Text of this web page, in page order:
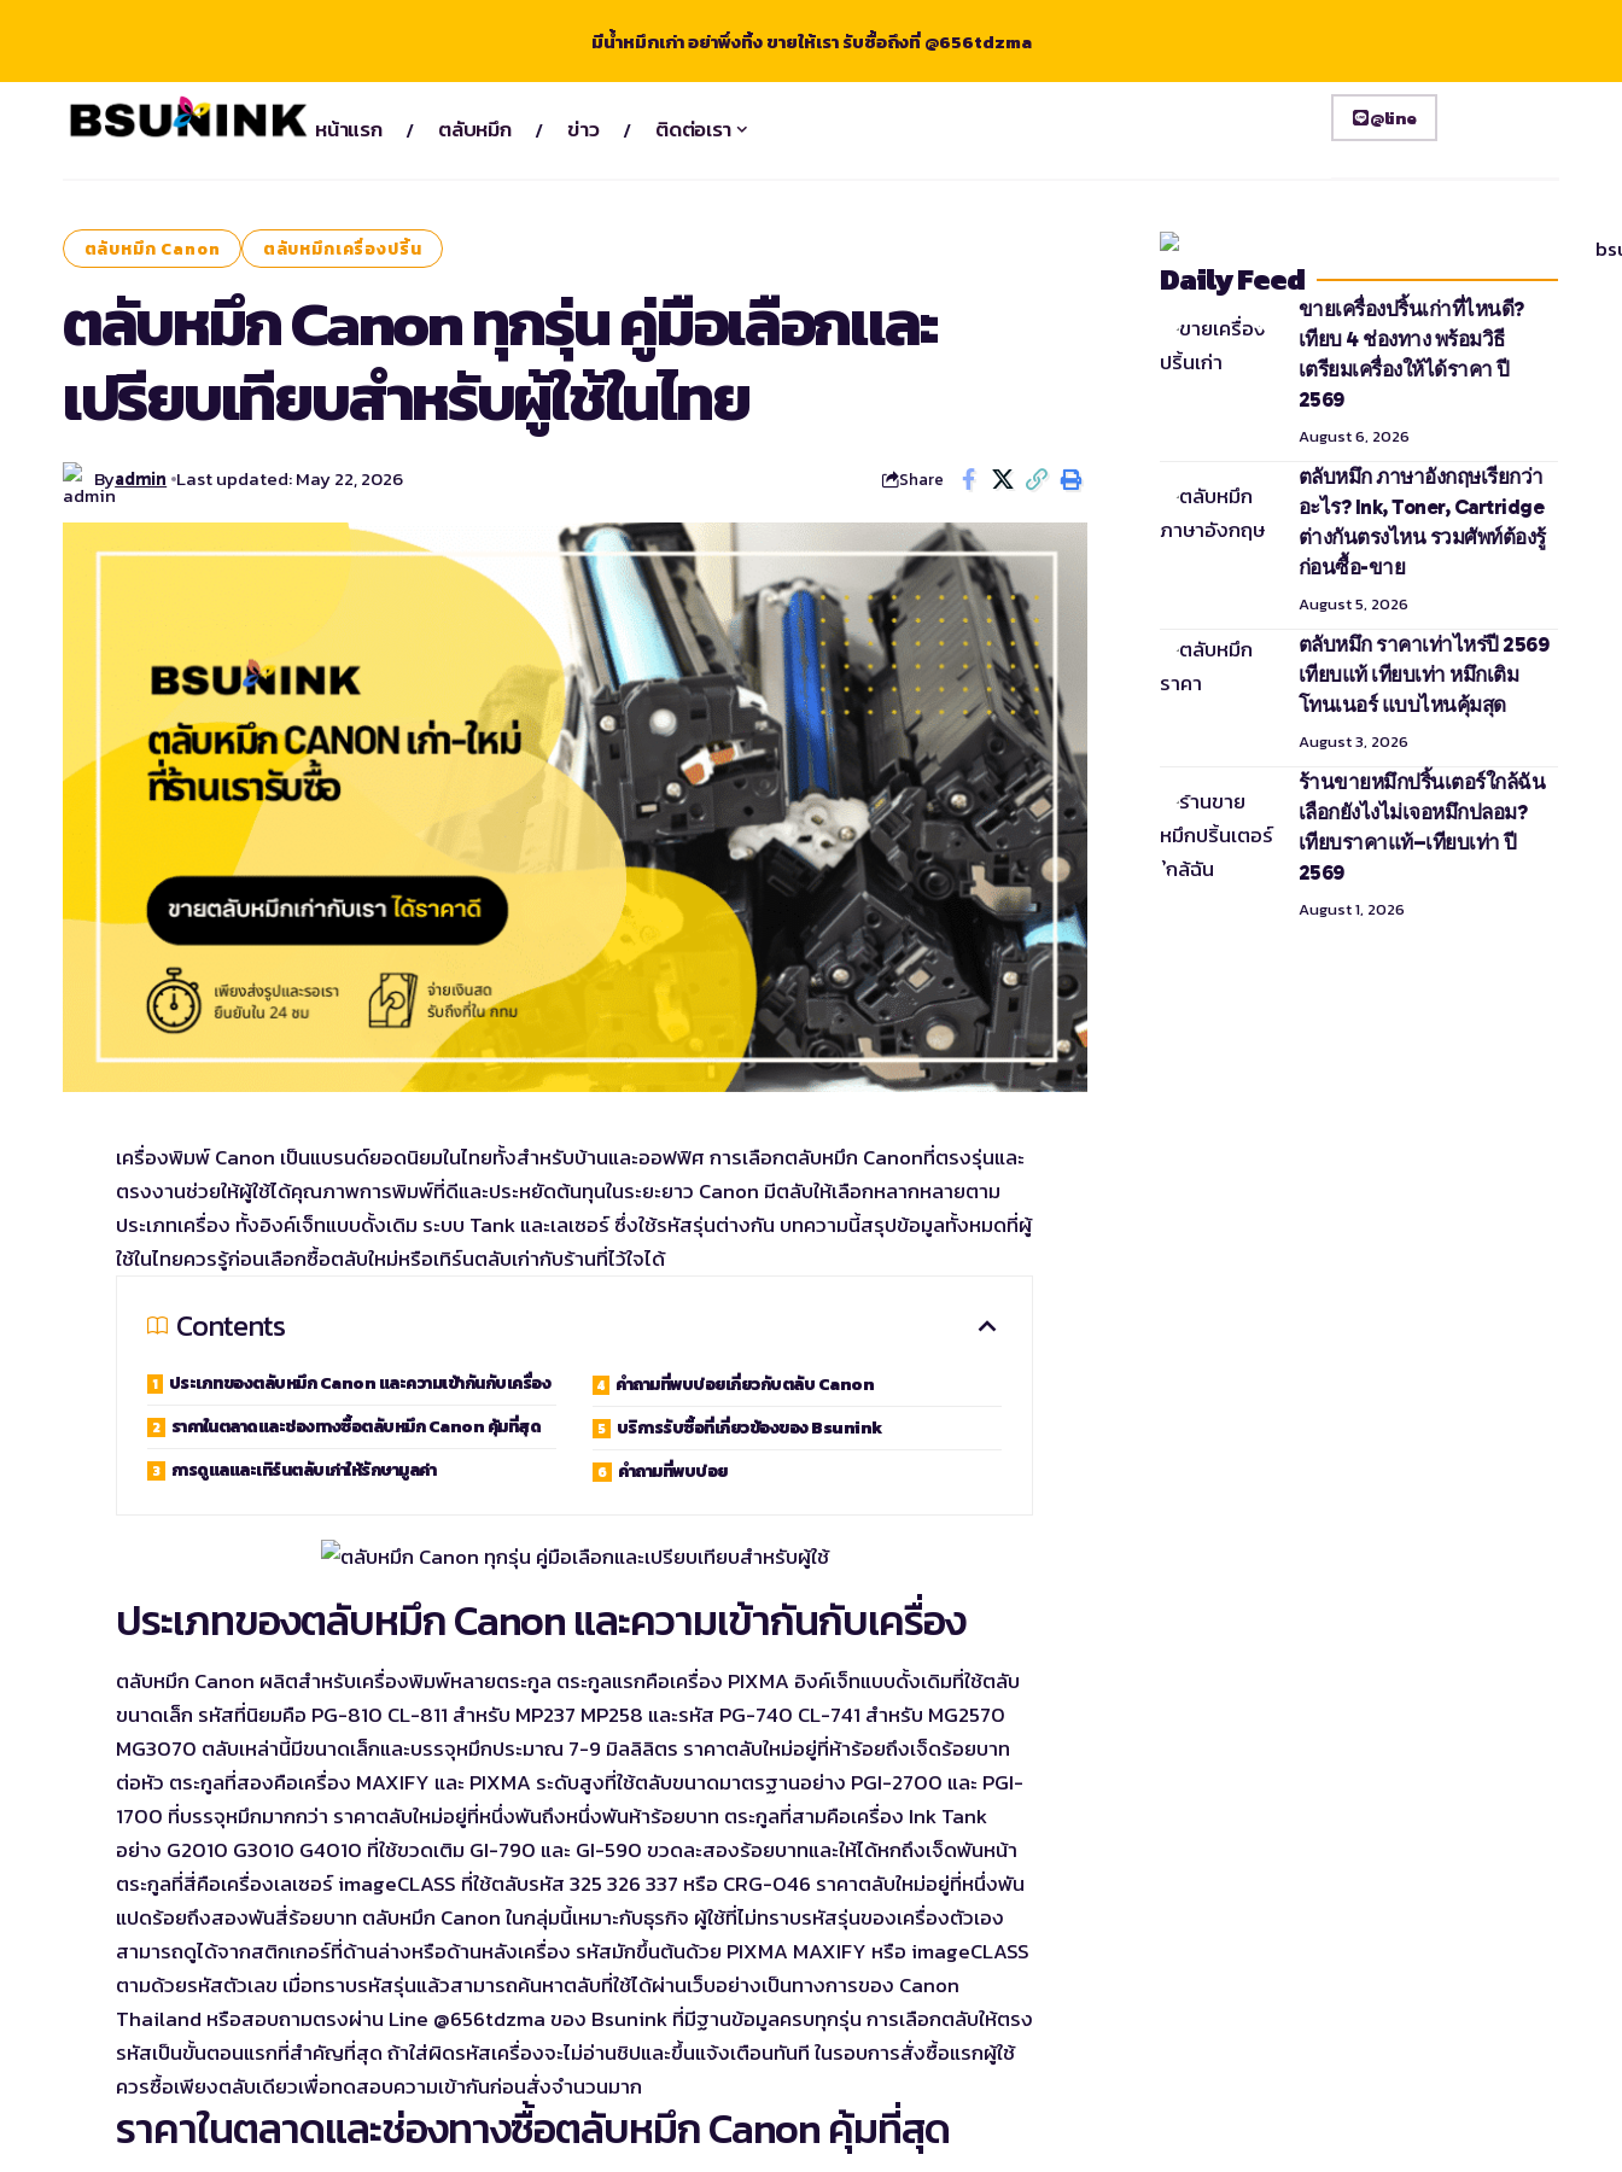
มีน้ำหมึกเก่า อย่าพึ่งทิ้ง ขายให้เรา รับซื้อถึงที่ @656tdzma
หน้าแรก ตลับหมึก ข่าว ติดต่อเรา @line
ตลับหมึก Canon ตลับหมึกเครื่องปริ้น
ตลับหมึก Canon ทุกรุ่น คู่มือเลือกและ
เปรียบเทียบสำหรับผู้ใช้ในไทย
Byadmin Last updated: May 22, 2026 Share
เครื่องพิมพ์ Canon เป็นแบรนด์ยอดนิยมในไทยทั้งสำหรับบ้านและออฟฟิศ การเลือกตลับหมึก Canonที่ตรงรุ่นและ
ตรงงานช่วยให้ผู้ใช้ได้คุณภาพการพิมพ์ที่ดีและประหยัดต้นทุนในระยะยาว Canon มีตลับให้เลือกหลากหลายตาม
ประเภทเครื่อง ทั้งอิงค์เจ็ทแบบดั้งเดิม ระบบ Tank และเลเซอร์ ซึ่งใช้รหัสรุ่นต่างกัน บทความนี้สรุปข้อมูลทั้งหมดที่ผู้
ใช้ในไทยควรรู้ก่อนเลือกซื้อตลับใหม่หรือเทิร์นตลับเก่ากับร้านที่ไว้ใจได้
Contents
ประเภทของตลับหมึก Canon และความเข้ากันกับเครื่อง
ราคาในตลาดและช่องทางซื้อตลับหมึก Canon คุ้มที่สุด
การดูแลและเทิร์นตลับเก่าให้รักษามูลค่า
คำถามที่พบบ่อยเกี่ยวกับตลับ Canon
บริการรับซื้อที่เกี่ยวข้องของ Bsunink
คำถามที่พบบ่อย
ประเภทของตลับหมึก Canon และความเข้ากันกับเครื่อง
ตลับหมึก Canon ผลิตสำหรับเครื่องพิมพ์หลายตระกูล ตระกูลแรกคือเครื่อง PIXMA อิงค์เจ็ทแบบดั้งเดิมที่ใช้ตลับ
ขนาดเล็ก รหัสที่นิยมคือ PG-810 CL-811 สำหรับ MP237 MP258 และรหัส PG-740 CL-741 สำหรับ MG2570
MG3070 ตลับเหล่านี้มีขนาดเล็กและบรรจุหมึกประมาณ 7-9 มิลลิลิตร ราคาตลับใหม่อยู่ที่ห้าร้อยถึงเจ็ดร้อยบาท
ต่อหัว ตระกูลที่สองคือเครื่อง MAXIFY และ PIXMA ระดับสูงที่ใช้ตลับขนาดมาตรฐานอย่าง PGI-2700 และ PGI-
1700 ที่บรรจุหมึกมากกว่า ราคาตลับใหม่อยู่ที่หนึ่งพันถึงหนึ่งพันห้าร้อยบาท ตระกูลที่สามคือเครื่อง Ink Tank
อย่าง G2010 G3010 G4010 ที่ใช้ขวดเติม GI-790 และ GI-590 ขวดละสองร้อยบาทและให้ได้หกถึงเจ็ดพันหน้า
ตระกูลที่สี่คือเครื่องเลเซอร์ imageCLASS ที่ใช้ตลับรหัส 325 326 337 หรือ CRG-046 ราคาตลับใหม่อยู่ที่หนึ่งพัน
แปดร้อยถึงสองพันสี่ร้อยบาท ตลับหมึก Canon ในกลุ่มนี้เหมาะกับธุรกิจ ผู้ใช้ที่ไม่ทราบรหัสรุ่นของเครื่องตัวเอง
สามารถดูได้จากสติกเกอร์ที่ด้านล่างหรือด้านหลังเครื่อง รหัสมักขึ้นต้นด้วย PIXMA MAXIFY หรือ imageCLASS
ตามด้วยรหัสตัวเลข เมื่อทราบรหัสรุ่นแล้วสามารถค้นหาตลับที่ใช้ได้ผ่านเว็บอย่างเป็นทางการของ Canon
Thailand หรือสอบถามตรงผ่าน Line @656tdzma ของ Bsunink ที่มีฐานข้อมูลครบทุกรุ่น การเลือกตลับให้ตรง
รหัสเป็นขั้นตอนแรกที่สำคัญที่สุด ถ้าใส่ผิดรหัสเครื่องจะไม่อ่านชิปและขึ้นแจ้งเตือนทันที ในรอบการสั่งซื้อแรกผู้ใช้
ควรซื้อเพียงตลับเดียวเพื่อทดสอบความเข้ากันก่อนสั่งจำนวนมาก
ราคาในตลาดและช่องทางซื้อตลับหมึก Canon คุ้มที่สุด
Daily Feed
ขายเครื่องปริ้นเก่าที่ไหนดี?
เทียบ 4 ช่องทาง พร้อมวิธี
เตรียมเครื่องให้ได้ราคา ปี
2569
August 6, 2026
ตลับหมึก ภาษาอังกฤษเรียกว่า
อะไร? Ink, Toner, Cartridge
ต่างกันตรงไหน รวมศัพท์ต้องรู้
ก่อนซื้อ-ขาย
August 5, 2026
ตลับหมึก ราคาเท่าไหร่ปี 2569
เทียบแท้ เทียบเท่า หมึกเติม
โทนเนอร์ แบบไหนคุ้มสุด
August 3, 2026
ร้านขายหมึกปริ้นเตอร์ใกล้ฉัน
เลือกยังไงไม่เจอหมึกปลอม?
เทียบราคาแท้–เทียบเท่า ปี
2569
August 1, 2026